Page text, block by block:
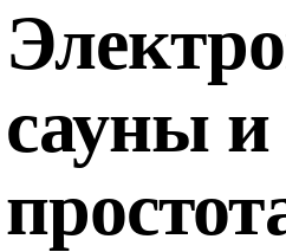
сауны